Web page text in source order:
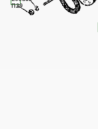
П29